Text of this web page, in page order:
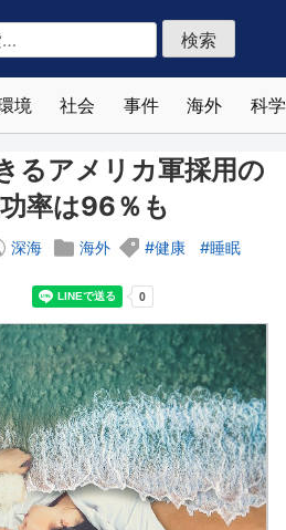
境 社会 事件 海外 科学
るアメリカ軍採用の
率は96％も
深海 海外 健康 睡眠